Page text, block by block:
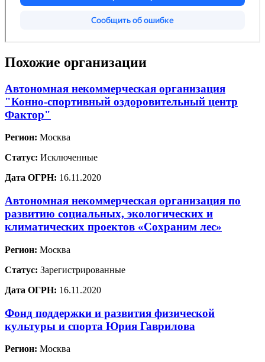
Похожие организации
Автономная некоммерческая организация
"Конно-спортивный оздоровительный центр
Фактор"
Регион: Москва
Статус: Исключенные
Дата ОГРН: 16.11.2020
Автономная некоммерческая организация по
развитию социальных, экологических и
климатических проектов «Сохраним лес»
Регион: Москва
Статус: Зарегистрированные
Дата ОГРН: 16.11.2020
Фонд поддержки и развития физической
культуры и спорта Юрия Гаврилова
Регион: Москва